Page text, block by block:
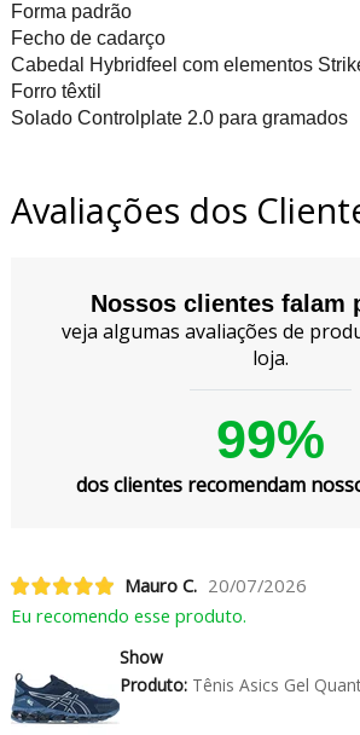
Forma padrão
Fecho de cadarço
Cabedal Hybridfeel com elementos
Forro têxtil
Solado Controlplate 2.0 para gramados
Avaliações dos
Nossos clientes falam
veja algumas avaliações de
loja.
99%
dos clientes recomendam
Mauro C. 20/07/2026
Eu recomendo esse produto.
Show
Produto:Tênis Asics Gel